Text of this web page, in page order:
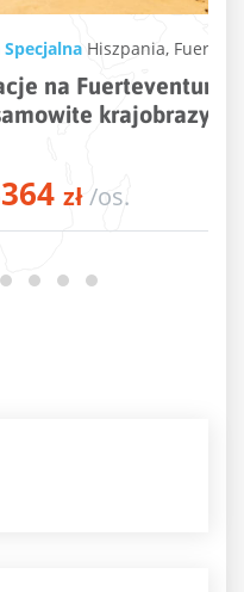
– złote plaże
w jednym